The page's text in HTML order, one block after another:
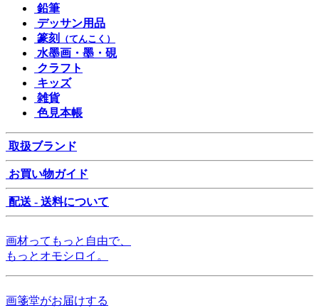
鉛筆
デッサン用品
篆刻
（てんこく）
水墨画・墨・硯
クラフト
キッズ
雑貨
色見本帳
取扱ブランド
お買い物ガイド
配送 - 送料について
画材ってもっと自由で、
もっとオモシロイ。
画箋堂がお届けする